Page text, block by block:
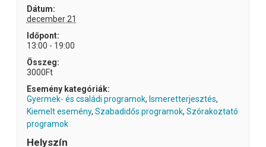
Dátum:
december 21
Időpont:
13:00 - 19:00
Összeg:
3000Ft
Esemény kategóriák:
Gyermek- és családi programok, Ismeretterjesztés,
Kiemelt esemény, Szabadidős programok, Szórakoztató
programok
Helyszín